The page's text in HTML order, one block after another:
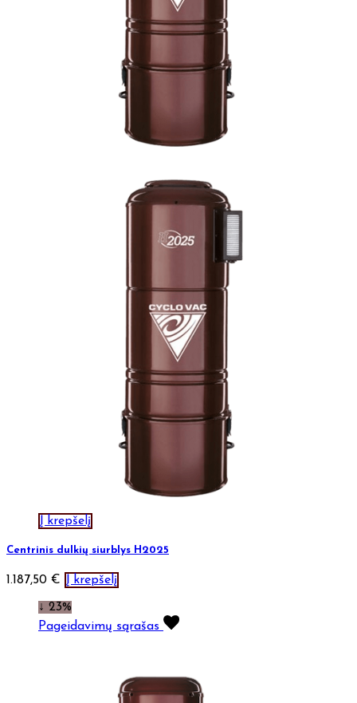
Į krepšelį
Centrinis dulkių siurblys H2025
1.187,50 € Į krepšelį
↓ 23%
Pageidavimų sąrašas